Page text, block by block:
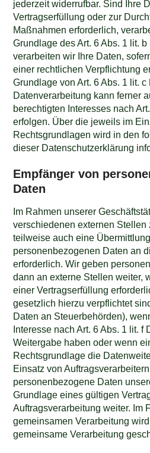
jederzeit widerrufbar. Sind Ihre
Vertragserfüllung oder zur
Maßnahmen erforderlich,
Grundlage des Art. 6 Abs. 1 lit.
verarbeiten wir Ihre Daten,
einer rechtlichen Verpflichtung
Grundlage von Art. 6 Abs. 1 lit.
Datenverarbeitung kann ferner
berechtigten Interesses nach
erfolgen. Über die jeweils im
Rechtsgrundlagen wird in den
dieser Datenschutzerklärung
Empfänger von
Daten
Im Rahmen unserer
verschiedenen externen Stellen
teilweise auch eine
personenbezogenen Daten an
erforderlich. Wir geben
dann an externe Stellen weiter,
einer Vertragserfüllung
gesetzlich hierzu verpflichtet
Daten an Steuerbehörden),
Interesse nach Art. 6 Abs. 1 lit. f
Weitergabe haben oder wenn
Rechtsgrundlage die
Einsatz von
personenbezogene Daten
Grundlage eines gültigen
Auftragsverarbeitung weiter. Im
gemeinsamen Verarbeitung
gemeinsame Verarbeitung